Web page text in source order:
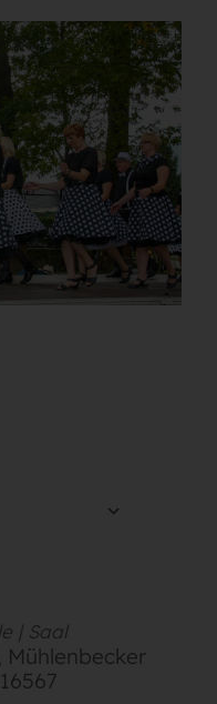
| Saal
Mühlenbecker